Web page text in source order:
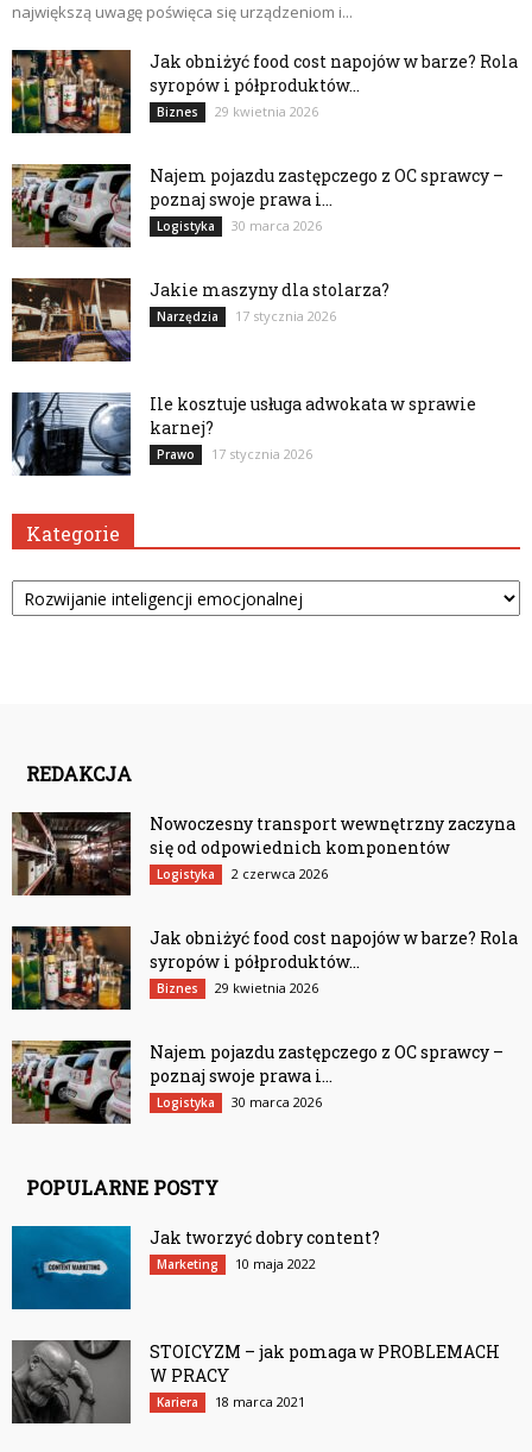
największą uwagę poświęca się urządzeniom i...
Jak obniżyć food cost napojów w barze? Rola
syropów i półproduktów...
Biznes 29 kwietnia 2026
Najem pojazdu zastępczego z OC sprawcy –
poznaj swoje prawa i...
Logistyka 30 marca 2026
Jakie maszyny dla stolarza?
Narzędzia 17 stycznia 2026
Ile kosztuje usługa adwokata w sprawie
karnej?
Prawo 17 stycznia 2026
Kategorie
Kategorie
REDAKCJA
Nowoczesny transport wewnętrzny zaczyna
się od odpowiednich komponentów
Logistyka 2 czerwca 2026
Jak obniżyć food cost napojów w barze? Rola
syropów i półproduktów...
Biznes 29 kwietnia 2026
Najem pojazdu zastępczego z OC sprawcy –
poznaj swoje prawa i...
Logistyka 30 marca 2026
POPULARNE POSTY
Jak tworzyć dobry content?
Marketing 10 maja 2022
STOICYZM – jak pomaga w PROBLEMACH
W PRACY
Kariera 18 marca 2021